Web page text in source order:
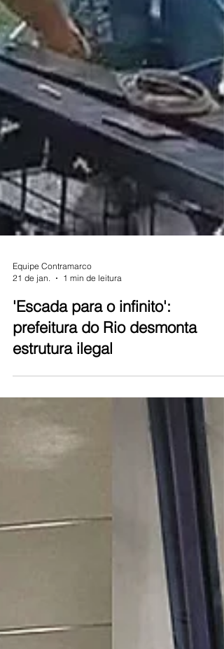
21 de jan.
1 min de leitura
'Escada para o infinito':
prefeitura do Rio desmonta
estrutura ilegal